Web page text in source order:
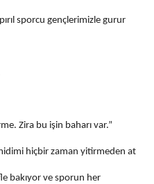
sporcu gençlerimizle gurur
Zira bu işin baharı var.”
hiçbir zaman yitirmeden at
bakıyor ve sporun her